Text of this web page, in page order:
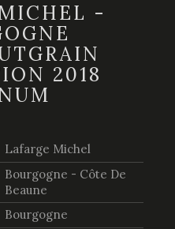
-
2018
Lafarge Michel
Bourgogne - Côte De
Beaune
Bourgogne